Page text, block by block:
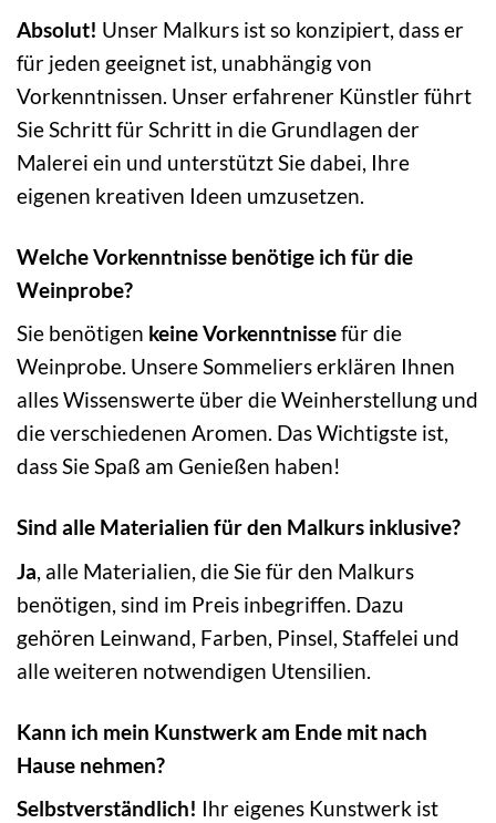
Absolut! Unser Malkurs ist so konzipiert, dass er
für jeden geeignet ist, unabhängig von
Vorkenntnissen. Unser erfahrener Künstler führt
Sie Schritt für Schritt in die Grundlagen der
Malerei ein und unterstützt Sie dabei, Ihre
eigenen kreativen Ideen umzusetzen.
Welche Vorkenntnisse benötige ich für die
Weinprobe?
Sie benötigen keine Vorkenntnissefür die
Weinprobe. Unsere Sommeliers erklären Ihnen
alles Wissenswerte über die Weinherstellung und
die verschiedenen Aromen. Das Wichtigste ist,
dass Sie Spaß am Genießen haben!
Sind alle Materialien für den Malkurs inklusive?
Ja, alle Materialien, die Sie für den Malkurs
benötigen, sind im Preis inbegriffen. Dazu
gehören Leinwand, Farben, Pinsel, Staffelei und
alle weiteren notwendigen Utensilien.
Kann ich mein Kunstwerk am Ende mit nach
Hause nehmen?
Selbstverständlich! Ihr eigenes Kunstwerk ist